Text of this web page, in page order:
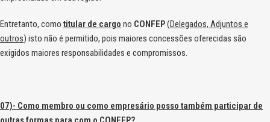
Entretanto, como titular de cargo no CONFEP(Delegados, Adjuntos e
outros) isto não é permitido, pois maiores concessões oferecidas são
exigidos maiores responsabilidades e compromissos.
07)- Como membro ou como empresário posso também participar de